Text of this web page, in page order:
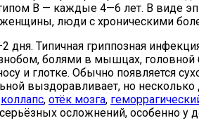
В — каждые 4—6 лет. В виде
женщины, люди с хроническими
Типичная гриппозная
болями в мышцах, головной
и глотке. Обычно появляется
выздоравливает, но несколько
коллапс, отёк мозга,
осложнений, особенно